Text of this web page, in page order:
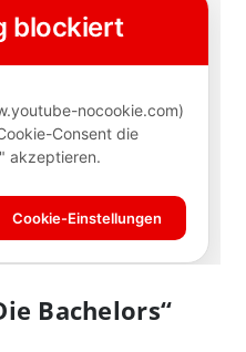
Bachelors“